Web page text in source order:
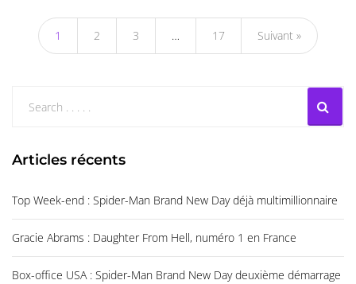
1 2 3 … 17 Suivant »
Articles récents
Top Week-end : Spider-Man Brand New Day déjà multimillionnaire
Gracie Abrams : Daughter From Hell, numéro 1 en France
Box-office USA : Spider-Man Brand New Day deuxième démarrage